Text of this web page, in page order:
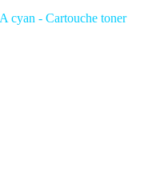
cyan - Cartouche toner